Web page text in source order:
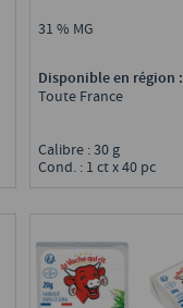
31 % MG
Disponible en région :
Toute France
Calibre : 30 g
Cond. : 1 ct x 40 pc